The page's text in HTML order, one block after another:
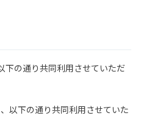
下の通り共同利用させていただ
以下の通り共同利用させていた